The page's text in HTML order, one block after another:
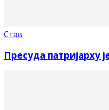
Став
Пресуда патријарху